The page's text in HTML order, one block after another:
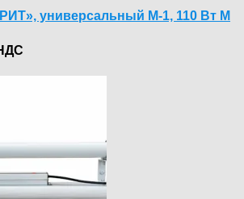
универсальный М-1, 110 Вт М